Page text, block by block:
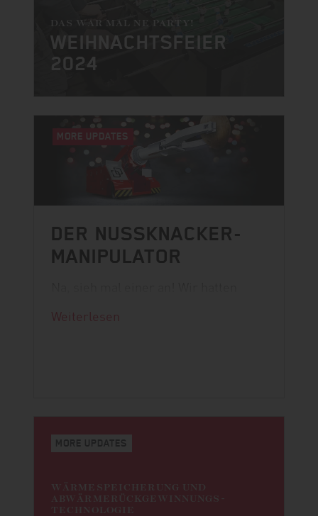
DAS WAR MAL NE PARTY!
WEIHNACHTSFEIER
2024
MORE UPDATES
DER NUSSKNACKER-
MANIPULATOR
Weiterlesen
WÄRMESPEICHERUNG UND
ABWÄRME­RÜCKGEWINNUNGS­
TECHNOLOGIE